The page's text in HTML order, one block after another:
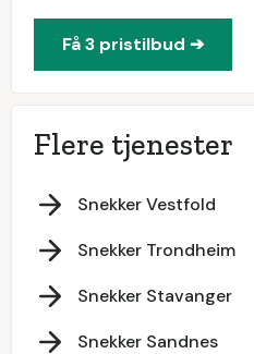
Få 3 pristilbud ➔
Flere tjenester
Snekker Vestfold
Snekker Trondheim
Snekker Stavanger
Snekker Sandnes